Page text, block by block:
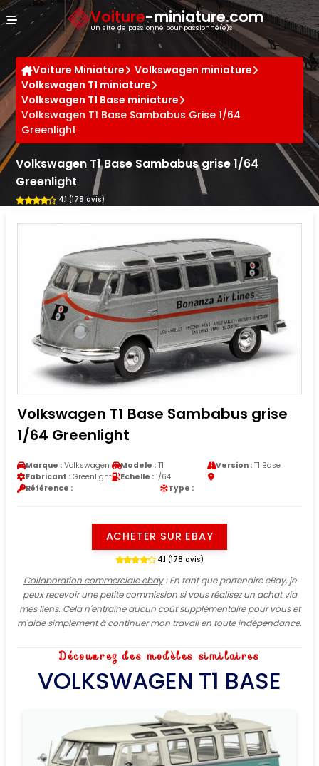
Voiture-miniature.com
Un site de passionné pour passionné(e)s
Voiture Miniature
Volkswagen miniature
Volkswagen T1 miniature
Volkswagen T1 Base miniature
Volkswagen T1 Base Sambabus Grise 1/64
Greenlight
Volkswagen T1 Base Sambabus grise 1/64
Greenlight
4.1 (178 avis)
Volkswagen T1 Base Sambabus grise
1/64 Greenlight
Marque : Volkswagen Modele : T1 Version :T1 Base
Fabricant : Greenlight Echelle : 1/64
Référence :
Type :
ACHETER SUR EBAY
4.1 (178 avis)
Collaboration commerciale ebay: En tant que partenaire eBay, je
peux recevoir une petite commission si vous réalisez un achat via
mes liens. Cela n'entraîne aucun coût supplémentaire pour vous et
m'aide simplement à continuer mon travail en toute indépendance.
Découvrez des modèles similaires
VOLKSWAGEN T1 BASE
Panneau de gestion des cookies